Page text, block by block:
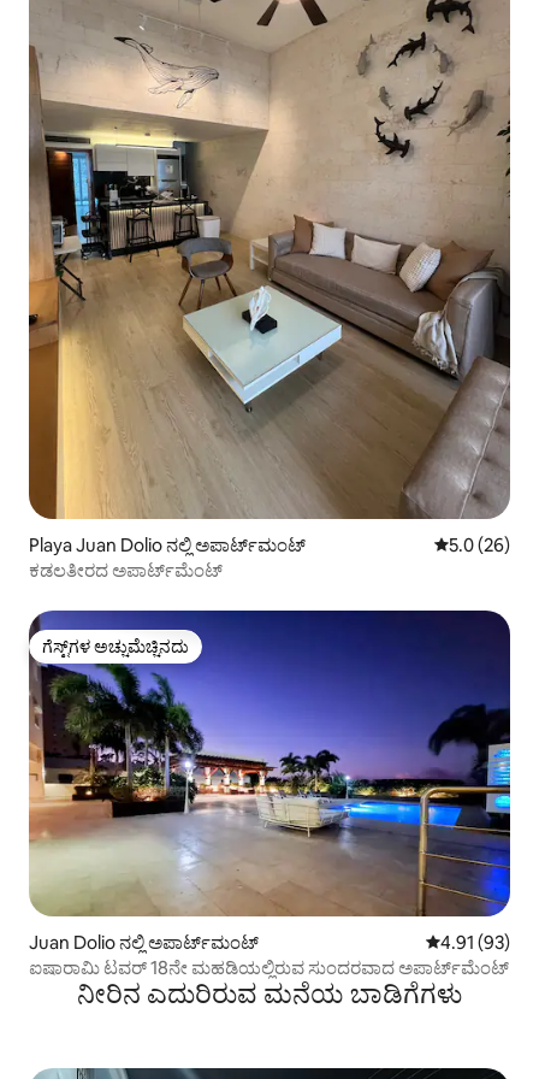
Playa Juan Dolio ನಲ್ಲಿ ಅಪಾರ್ಟ್‌ಮಂಟ್ 5 ರಲ್ಲಿ 5.0
5.0 (26)
ಕಡಲತೀರದ ಅಪಾರ್ಟ್‌ಮೆಂಟ್
ಗೆಸ್ಟ್‌ಗಳ ಅಚ್ಚುಮೆಚ್ಚಿನದು
ಗೆಸ್ಟ್‌ಗಳ ಅಚ್ಚುಮೆಚ್ಚಿನದು
Juan Dolio ನಲ್ಲಿ ಅಪಾರ್ಟ್‌ಮಂಟ್ 5 ರಲ್ಲಿ 4.91
4.91 (93)
ಐಷಾರಾಮಿ ಟವರ್ 18ನೇ ಮಹಡಿಯಲ್ಲಿರುವ ಸುಂದರವಾದ ಅಪಾರ್ಟ್‌ಮೆಂಟ್
ನೀರಿನ ಎದುರಿರುವ ಮನೆಯ ಬಾಡಿಗೆಗಳು